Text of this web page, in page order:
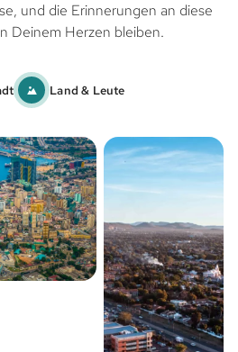
und die Erinnerungen an diese
Deinem Herzen bleiben.
Land & Leute